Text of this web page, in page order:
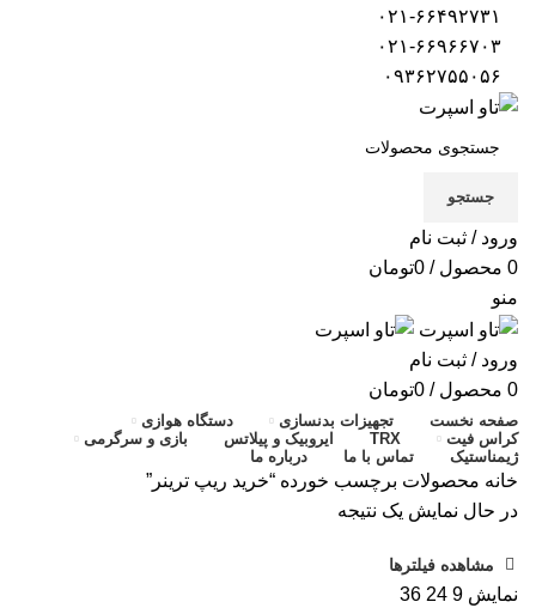
جستجو
ورود / ثبت نام
0 محصول / تومان0
منو
ورود / ثبت نام
0 محصول / تومان0
صفحه نخست تجهیزات بدنسازی
دستگاه هوازی
کراس فیت
TRX ایروبیک و پیلاتس
بازی و سرگرمی
ژیمناستیک
تماس با ما درباره ما
خانه محصولات برچسب خورده “خرید ریپ ترینر”
در حال نمایش یک نتیجه
مشاهده فیلترها
نمایش 9
24
36